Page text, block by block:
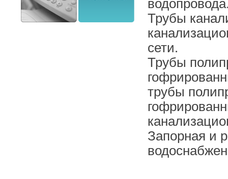
Трубы
сети.
Трубы
трубы
Запорная и